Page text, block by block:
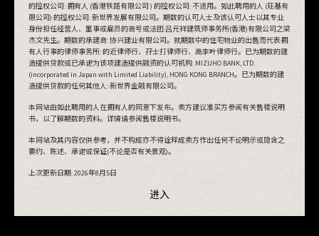
的控权公司: 拥有人 (香港铁路有限公司 ) 的控权公司: 不适用。如此聘用的人 (玨基有
限公司) 的控权公司: 新世界发展有限公司。期数的认可人士及该认可人士以其专业
身份担任经营人、董事或雇员的商号或法团:吕元祥建筑师事务所(香港)有限公司之梁
杰文先生。期数的承建商: 协兴建业有限公司。就期数中的住宅物业的出售而代表拥
有人行事的律师事务所: 的近律师行、孖士打律师行、高李叶律师行。已为期数的建
造提供贷款或已承诺为该项建造提供融资的认可机构: MIZUHO BANK, LTD.
(incorporated in Japan with Limited Liability), HONG KONG BRANCH。已为期数的建
造提供贷款的任何其他人: 新世界金融有限公司。
本网站由如此聘用的人在拥有人的同意下发布。卖方建议准买方参阅有关售楼说明
书，以了解期数的资料。详情请参阅售楼说明书。
本网站及其内容仅供参考，并不构成亦不得诠释成卖方作出任何不论明示或隐含之
要约、陈述、承诺或保证(不论是否有关景观)。
上次更新日期:2026年8月5日
进入
进入